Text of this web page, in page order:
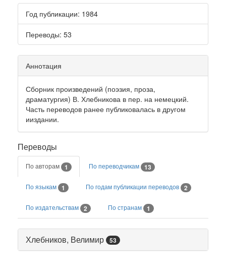
Год публикации: 1984
Переводы: 53
Аннотация
Сборник произведений (поэзия, проза,
драматургия) В. Хлебникова в пер. на немецкий.
Часть переводов ранее публиковалась в другом
ииздании.
Переводы
По авторам 1 По переводчикам 13
По языкам 1 По годам публикации переводов 2
По издательствам 2 По странам 1
Хлебников, Велимир 53